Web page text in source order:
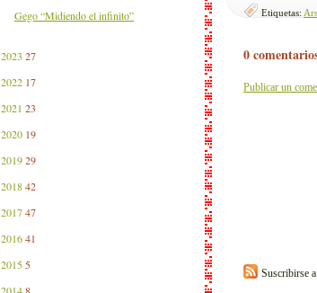
Etiquetas:
0
Publicar un
Suscribirse
Gego “Midiendo el infinito”
2023 27
2022 17
2021 23
2020 19
201929
201842
201747
201641
2015 5